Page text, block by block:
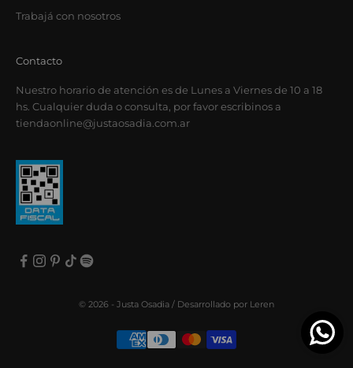
Trabajá con nosotros
Contacto
Nuestro horario de atención es de Lunes a Viernes de 10 a 18
hs. Cualquier duda o consulta, por favor escribinos a
tiendaonline@justaosadia.com.ar
© 2026 - Justa Osadia / Desarrollado por Leren